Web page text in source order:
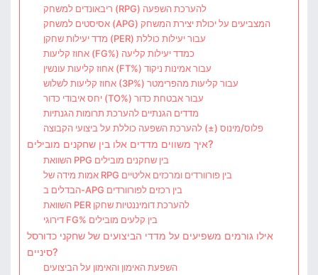
ריבאונדים למשחק (RPG) להערכת השפעה
אסיסטים למשחק (APG) המצביעים על יכולת יצירת המשחק
מדד יעילות שחקן (PER) עבור יעילות כוללת
אחוז קליעות (FG%) כמדד יעילות קליעה
אחוז קליעות עונשין (FT%) עבור אמינות ניקוד
אחוז קליעות לשלוש (3P%) עבור קליעות מהפרימטר
יחס איבודי כדור (TO%) עבור אבטחת כדור
מדדים הגנתיים להערכת תרומות הגנתיות
פלוס/מינוס (±) להערכת השפעה כוללת על ביצועי הקבוצה
איך משווים מדדים אלו בין שחקנים מובילים?
השוואת PPG בין שחקנים מובילים
אמות מידה של RPG בין פורוורדים ומרכזים אליטיים
הבדלים ב-APG בין רכזים לפורוורדים
השוואת PER להערכת דומיננטיות שחקן
דירוגי FG% בין קלעים מובילים
אילו גורמים משפיעים על מדדי הביצועים של שחקני כדורסל
סיניים?
השפעת האימון והאימון על הביצועים